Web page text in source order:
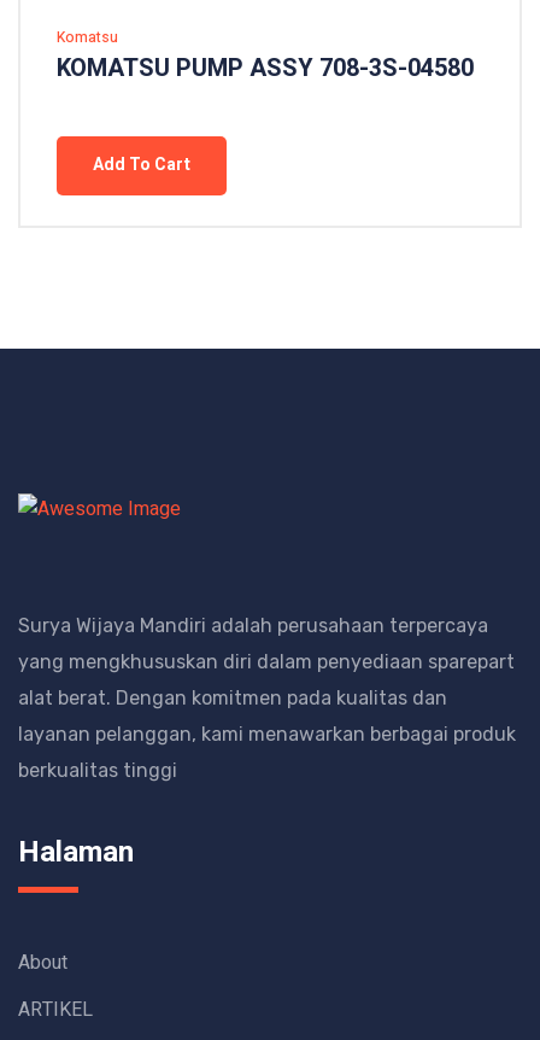
Komatsu
KOMATSU PUMP ASSY 708-3S-04580
Add To Cart
Surya Wijaya Mandiri adalah perusahaan terpercaya
yang mengkhususkan diri dalam penyediaan sparepart
alat berat. Dengan komitmen pada kualitas dan
layanan pelanggan, kami menawarkan berbagai produk
berkualitas tinggi
Halaman
About
ARTIKEL